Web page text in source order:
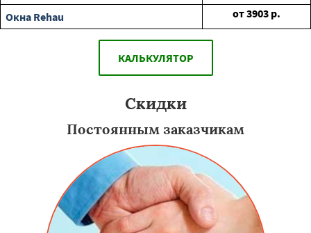
Окна Rehau
от3903 р.
КАЛЬКУЛЯТОР
Скидки
Постоянным заказчикам